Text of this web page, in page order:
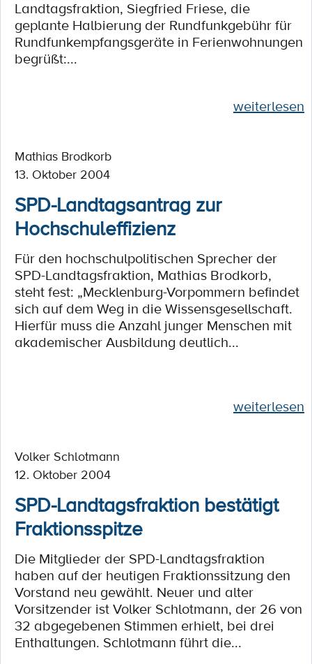
Landtagsfraktion, Siegfried Friese, die
geplante Halbierung der Rundfunkgebühr für
Rundfunkempfangsgeräte in Ferienwohnungen
begrüßt:...
weiterlesen
Mathias Brodkorb
13. Oktober 2004
SPD-Landtagsantrag zur
Hochschuleffizienz
Für den hochschulpolitischen Sprecher der
SPD-Landtagsfraktion, Mathias Brodkorb,
steht fest: „Mecklenburg-Vorpommern befindet
sich auf dem Weg in die Wissensgesellschaft.
Hierfür muss die Anzahl junger Menschen mit
akademischer Ausbildung deutlich...
weiterlesen
Volker Schlotmann
12. Oktober 2004
SPD-Landtagsfraktion bestätigt
Fraktionsspitze
Die Mitglieder der SPD-Landtagsfraktion
haben auf der heutigen Fraktionssitzung den
Vorstand neu gewählt. Neuer und alter
Vorsitzender ist Volker Schlotmann, der 26 von
32 abgegebenen Stimmen erhielt, bei drei
Enthaltungen. Schlotmann führt die...